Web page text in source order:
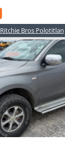
Ritchie Bros Polotitlan